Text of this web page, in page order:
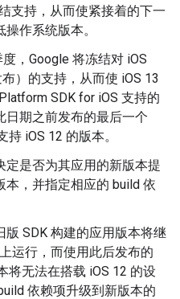
支持，从而使紧接着的下一
作系统版本。
，Google 将冻结对 iOS
）的支持，从而使 iOS 13
SDK for iOS 支持的
日期之前发布的最后一个
iOS 12 的版本。
定是否为其应用的新版本提
本，并指定相应的 build 依
SDK 构建的应用版本将继
运行，而使用此后发布的
将无法在搭载 iOS 12 的设
依赖项升级到新版本的